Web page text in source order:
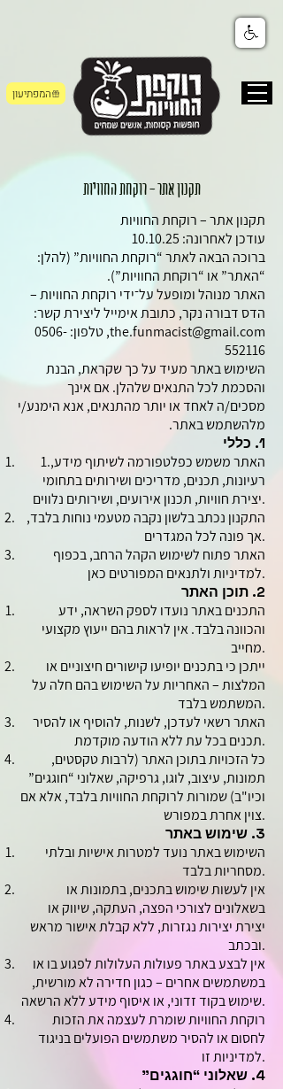
המפתיעון
תקנון אתר - רוקחת החוויות
תקנון אתר – רוקחת החוויות
עודכן לאחרונה: 10.10.25
ברוכה הבאה לאתר “רוקחת החוויות” (להלן:
“האתר” או “רוקחת החוויות”).
האתר מנוהל ומופעל על־ידי רוקחת החוויות –
‎הדס דבורה נקר, כתובת אימייל ליצירת קשר:
‎the.funmacist@gmail.com, טלפון: 0506-
552116
השימוש באתר מעיד על כך שקראת, הבנת
והסכמת לכל התנאים שלהלן. אם אינך
מסכים/ה לאחד או יותר מהתנאים, אנא הימנע/י
מלהשתמש באתר.
1. כללי
1.האתר משמש כפלטפורמה לשיתוף מידע,
רעיונות, תכנים, מדריכים ושירותים בתחומי
יצירת חוויות, תכנון אירועים, ושירותים נלווים.
התקנון נכתב בלשון נקבה מטעמי נוחות בלבד,
אך פונה לכל המגדרים.
האתר פתוח לשימוש הקהל הרחב, בכפוף
למדיניות ולתנאים המפורטים כאן.
2. תוכן האתר
התכנים באתר נועדו לספק השראה, ידע
והכוונה בלבד. אין לראות בהם ייעוץ מקצועי
מחייב.
ייתכן כי בתכנים יופיעו קישורים חיצוניים או
המלצות – האחריות על השימוש בהם חלה על
המשתמש בלבד.
האתר רשאי לעדכן, לשנות, להוסיף או להסיר
תכנים בכל עת ללא הודעה מוקדמת.
כל הזכויות בתוכן האתר (לרבות טקסטים,
תמונות, עיצוב, לוגו, גרפיקה, שאלוני “חוגגים”
וכיו"ב) שמורות לרוקחת החוויות בלבד, אלא אם
צוין אחרת במפורש.
3. שימוש באתר
השימוש באתר נועד למטרות אישיות ובלתי
מסחריות בלבד.
אין לעשות שימוש בתכנים, בתמונות או
בשאלונים לצורכי הפצה, העתקה, שיווק או
יצירת יצירות נגזרות, ללא קבלת אישור מראש
ובכתב.
אין לבצע באתר פעולות העלולות לפגוע בו או
במשתמשים אחרים – כגון חדירה לא מורשית,
שימוש בקוד זדוני, או איסוף מידע ללא הרשאה.
רוקחת החוויות שומרת לעצמה את הזכות
לחסום או להסיר משתמשים הפועלים בניגוד
למדיניות זו.
4. שאלוני “חוגגים”